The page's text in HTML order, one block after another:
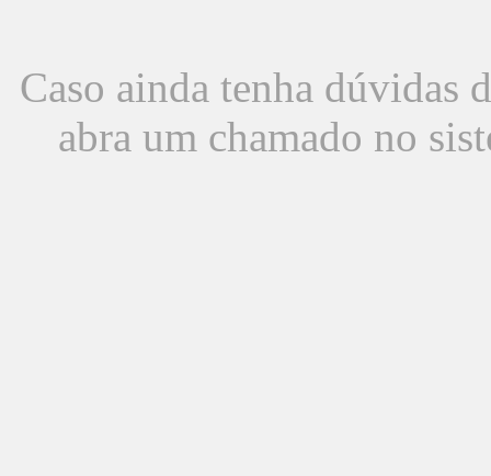
Caso ainda tenha dúvidas
abra um chamado no